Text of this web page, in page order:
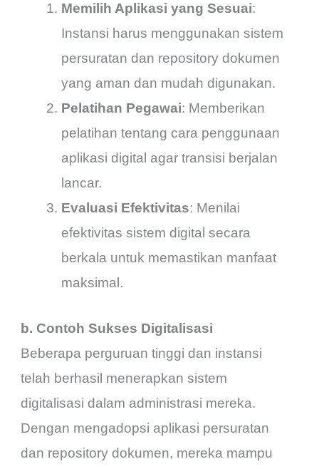
Memilih Aplikasi yang Sesuai:
Instansi harus menggunakan sistem
persuratan dan repository dokumen
yang aman dan mudah digunakan.
Pelatihan Pegawai: Memberikan
pelatihan tentang cara penggunaan
aplikasi digital agar transisi berjalan
lancar.
Evaluasi Efektivitas: Menilai
efektivitas sistem digital secara
berkala untuk memastikan manfaat
maksimal.
b. Contoh Sukses Digitalisasi
Beberapa perguruan tinggi dan instansi
telah berhasil menerapkan sistem
digitalisasi dalam administrasi mereka.
Dengan mengadopsi aplikasi persuratan
dan repository dokumen, mereka mampu